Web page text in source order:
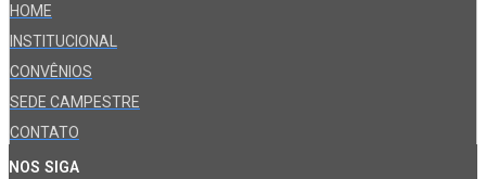
HOME
INSTITUCIONAL
CONVÊNIOS
SEDE CAMPESTRE
CONTATO
NOS SIGA